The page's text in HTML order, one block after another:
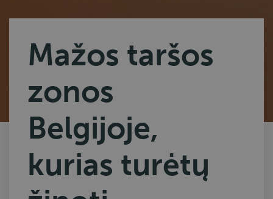
Mažos taršos
zonos
Belgijoje,
kurias turėtų